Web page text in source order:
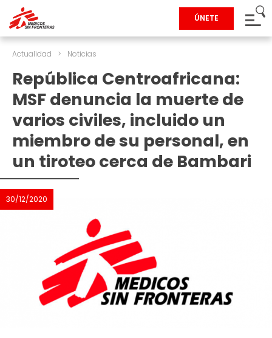
ÚNETE
Actualidad > Noticias
República Centroafricana:
MSF denuncia la muerte de
varios civiles, incluido un
miembro de su personal, en
un tiroteo cerca de Bambari
30/12/2020